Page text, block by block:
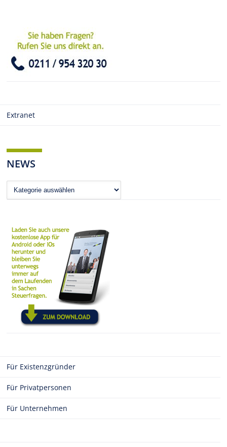
Extranet
NEWS
News
Für Existenzgründer
Für Privatpersonen
Für Unternehmen